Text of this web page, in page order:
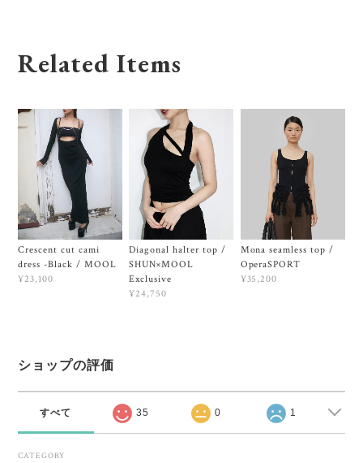
Related Items
Crescent cut cami
dress -Black / MOOL
¥23,100
Diagonal halter top /
SHUN×MOOL
Exclusive
¥24,750
Mona seamless top /
OperaSPORT
¥35,200
ショップの評価
すべて 35 0 1
CATEGORY